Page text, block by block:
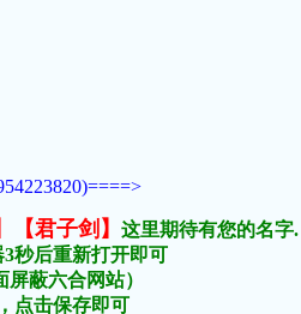
君子剑】
这里期待有您的名字.
秒后重新打开即可
蔽六合网站）
点击保存即可